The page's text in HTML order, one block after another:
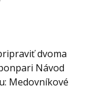
dvoma
Návod
Medovníkové